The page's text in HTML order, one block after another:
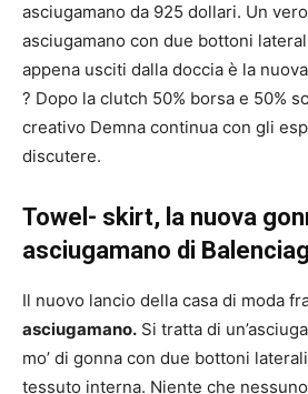
asciugamano da 925 dollari. Un
asciugamano con due bottoni
appena usciti dalla doccia è la
? Dopo la clutch 50% borsa e 50%
creativo Demna continua con gli
discutere.
Towel- skirt, la nuova
asciugamano di
Il nuovo lancio della casa di moda
asciugamano. Si tratta di
mo’ di gonna con due bottoni
tessuto interna. Niente che